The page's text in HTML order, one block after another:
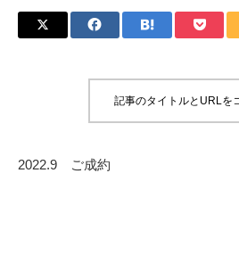
記事のタイトルとURLを
2022.9 ご成約